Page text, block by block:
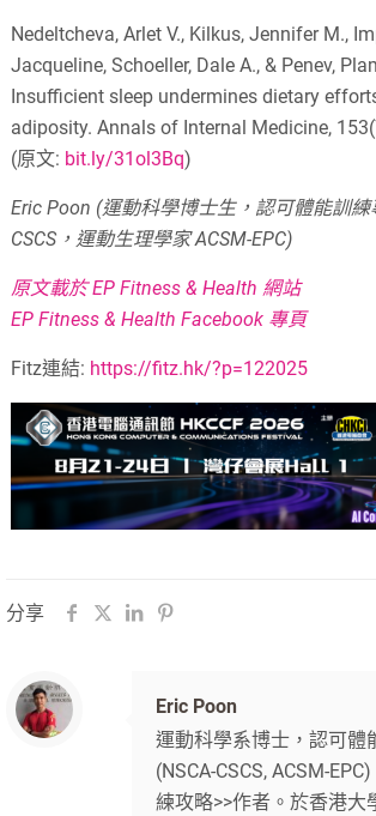
Nedeltcheva, Arlet V., Kilkus, Jennifer M.,
Jacqueline, Schoeller, Dale A., & Penev,
Insufficient sleep undermines dietary
adiposity. Annals of Internal Medicine,
(原文: bit.ly/31ol3Bq)
Eric Poon (運動科學博士生，認可體能訓練
CSCS，運動生理學家 ACSM-EPC)
原文載於 EP Fitness & Health 網站
EP Fitness & Health Facebook 專頁
Fitz連結: https://fitz.hk/?p=122025
分享
Eric Poon
運動科學系博士，認可體
(NSCA-CSCS, ACSM-
練攻略>>作者。於香港大